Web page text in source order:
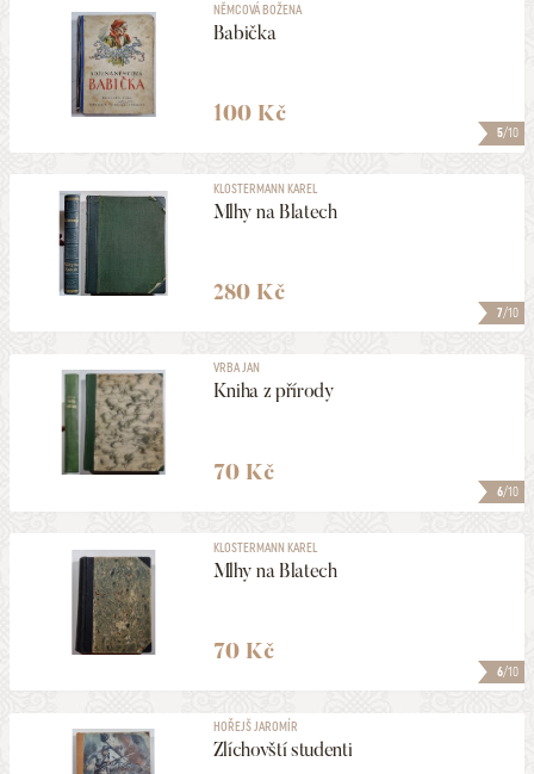
5/10
NĚMCOVÁ BOŽENA
Babička
100 Kč
7/10
KLOSTERMANN KAREL
Mlhy na Blatech
280 Kč
6/10
VRBA JAN
Kniha z přírody
70 Kč
6/10
KLOSTERMANN KAREL
Mlhy na Blatech
70 Kč
HOŘEJŠ JAROMÍR
Zlíchovští studenti